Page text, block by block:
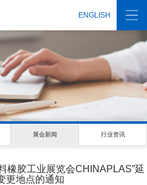
ENGLISH
展会新闻 行业资讯
橡胶工业展览会CHINAPLAS”延
更地点的通知